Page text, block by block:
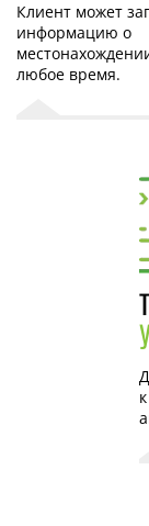
Клиент может
информацию о
любое время.